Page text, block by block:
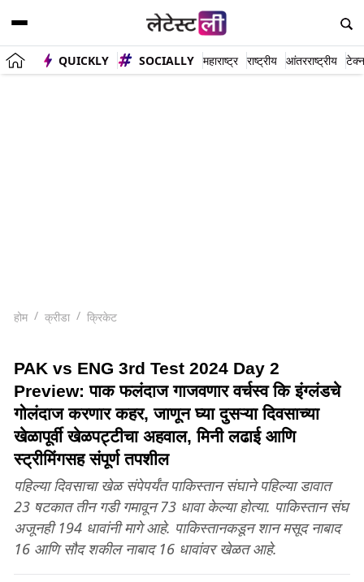
QUICKLY SOCIALLY महाराष्ट्र राष्ट्रीय आंतरराष्ट्रीय
होम क्रीडा क्रिकेट
PAK vs ENG 3rd Test 2024 Day 2
Preview: पाक फलंदाज गाजवणार वर्चस्व कि इंग्लंडचे
गोलंदाज करणार कहर, जाणून घ्या दुसऱ्या दिवसाच्या
खेळापूर्वी खेळपट्टीचा अहवाल, मिनी लढाई आणि
स्ट्रीमिंगसह संपूर्ण तपशील
पहिल्या दिवसाचा खेळ संपेपर्यंत पाकिस्तान संघाने पहिल्या डावात
23 षटकात तीन गडी गमावून 73 धावा केल्या होत्या. पाकिस्तान संघ
अजूनही 194 धावांनी मागे आहे. पाकिस्तानकडून शान मसूद नाबाद
16 आणि सौद शकील नाबाद 16 धावांवर खेळत आहे.